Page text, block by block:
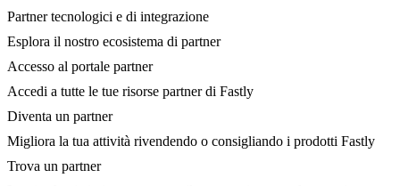
Partner tecnologici e di integrazione
Esplora il nostro ecosistema di partner
Accesso al portale partner
Accedi a tutte le tue risorse partner di Fastly
Diventa un partner
Migliora la tua attività rivendendo o consigliando i prodotti Fastly
Trova un partner